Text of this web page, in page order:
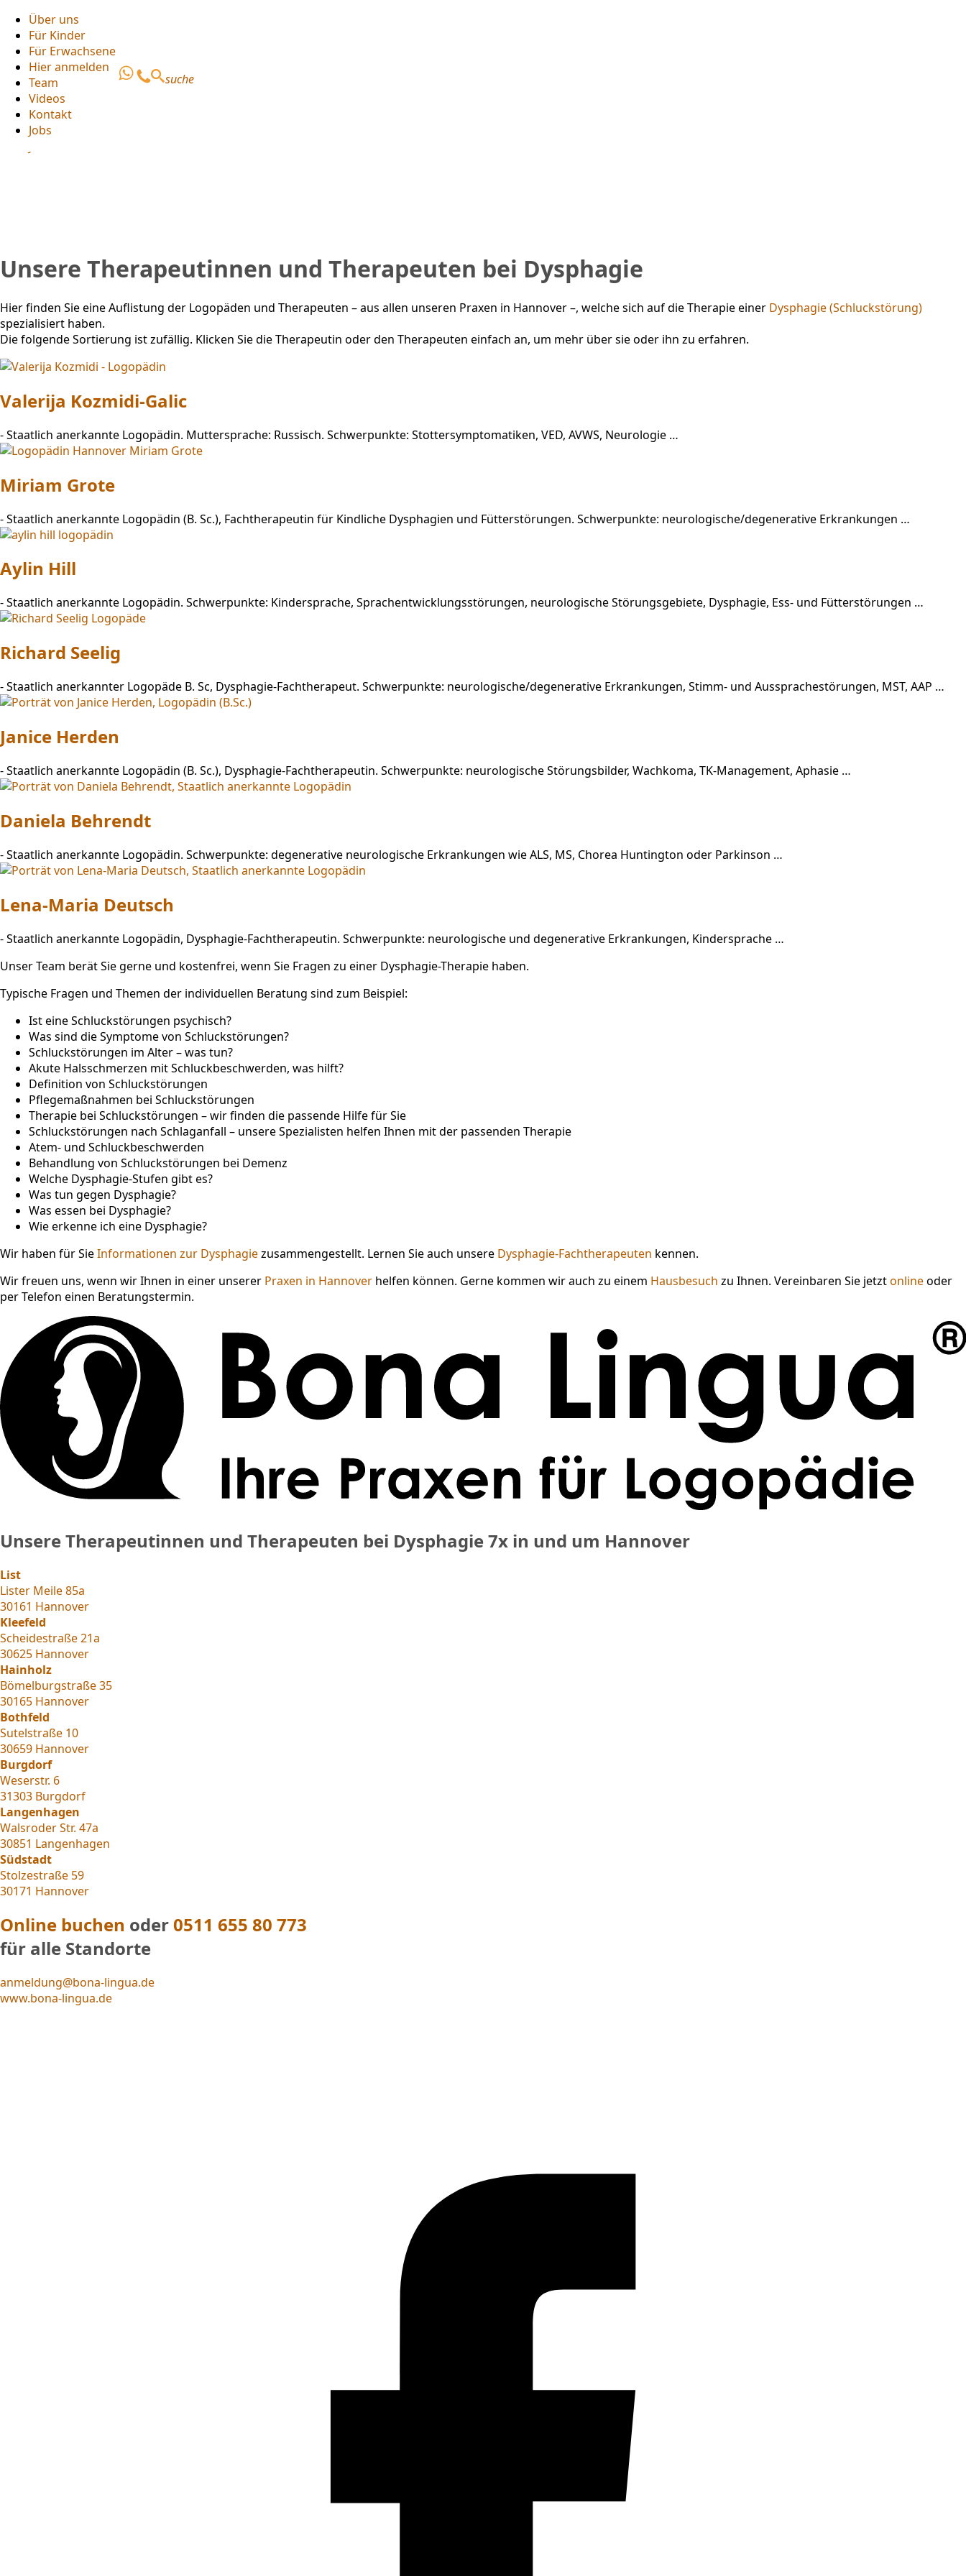
Über uns
Für Kinder
Für Erwachsene
Hier anmelden
Team
Videos
Kontakt
Jobs
suche
Über uns
Für Kinder
Für Erwachsene
Hier anmelden
Team
Videos
Kontakt
Unsere Therapeutinnen und Therapeuten bei Dysphagie
Hier finden Sie eine Auflistung der Logopäden und Therapeuten – aus allen unseren Praxen in Hannover –, welche sich auf die Therapie einer Dysphagie (Schluckstörung)
spezialisiert haben.
Die folgende Sortierung ist zufällig. Klicken Sie die Therapeutin oder den Therapeuten einfach an, um mehr über sie oder ihn zu erfahren.
Valerija Kozmidi-Galic
-Staatlich anerkannte Logopädin. Muttersprache: Russisch. Schwerpunkte: Stottersymptomatiken, VED, AVWS, Neurologie …
Miriam Grote
-Staatlich anerkannte Logopädin (B. Sc.), Fachtherapeutin für Kindliche Dysphagien und Fütterstörungen. Schwerpunkte: neurologische/degenerative Erkrankungen …
Aylin Hill
-Staatlich anerkannte Logopädin. Schwerpunkte: Kindersprache, Sprachentwicklungsstörungen, neurologische Störungsgebiete, Dysphagie, Ess- und Fütterstörungen …
Richard Seelig
-Staatlich anerkannter Logopäde B. Sc, Dysphagie-Fachtherapeut. Schwerpunkte: neurologische/degenerative Erkrankungen, Stimm- und Aussprachestörungen, MST, AAP …
Janice Herden
-Staatlich anerkannte Logopädin (B. Sc.), Dysphagie-Fachtherapeutin. Schwerpunkte: neurologische Störungsbilder, Wachkoma, TK-Management, Aphasie …
Daniela Behrendt
-Staatlich anerkannte Logopädin. Schwerpunkte: degenerative neurologische Erkrankungen wie ALS, MS, Chorea Huntington oder Parkinson …
Lena-Maria Deutsch
-Staatlich anerkannte Logopädin, Dysphagie-Fachtherapeutin. Schwerpunkte: neurologische und degenerative Erkrankungen, Kindersprache …
Unser Team berät Sie gerne und kostenfrei, wenn Sie Fragen zu einer Dysphagie-Therapie haben.
Typische Fragen und Themen der individuellen Beratung sind zum Beispiel:
Ist eine Schluckstörungen psychisch?
Was sind die Symptome von Schluckstörungen?
Schluckstörungen im Alter – was tun?
Akute Halsschmerzen mit Schluckbeschwerden, was hilft?
Definition von Schluckstörungen
Pflegemaßnahmen bei Schluckstörungen
Therapie bei Schluckstörungen – wir finden die passende Hilfe für Sie
Schluckstörungen nach Schlaganfall – unsere Spezialisten helfen Ihnen mit der passenden Therapie
Atem- und Schluckbeschwerden
Behandlung von Schluckstörungen bei Demenz
Welche Dysphagie-Stufen gibt es?
Was tun gegen Dysphagie?
Was essen bei Dysphagie?
Wie erkenne ich eine Dysphagie?
Wir haben für SieInformationen zur Dysphagiezusammengestellt. Lernen Sie auch unsere Dysphagie-Fachtherapeuten kennen.
Wir freuen uns, wenn wir Ihnen in einer unserer Praxen in Hannover helfen können. Gerne kommen wir auch zu einem Hausbesuch zu Ihnen. Vereinbaren Sie jetztonlineoder
per Telefon einen Beratungstermin.
Unsere Therapeutinnen und Therapeuten bei Dysphagie7x in und um Hannover
List
Lister Meile 85a
30161 Hannover
Kleefeld
Scheidestraße 21a
30625 Hannover
Hainholz
Bömelburgstraße 35
30165 Hannover
Bothfeld
Sutelstraße 10
30659 Hannover
Burgdorf
Weserstr. 6
31303 Burgdorf
Langenhagen
Walsroder Str. 47a
30851 Langenhagen
Südstadt
Stolzestraße 59
30171 Hannover
Online buchen oder0511 655 80 773
für alle Standorte
anmeldung@bona-lingua.de
www.bona-lingua.de